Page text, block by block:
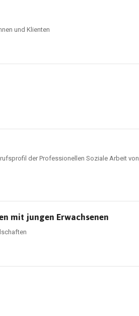
und Klienten
der Professionellen Soziale Arbeit von
mit jungen Erwachsenen